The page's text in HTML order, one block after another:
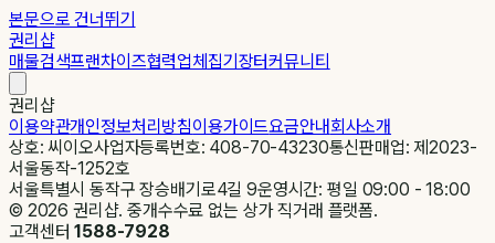
본문으로 건너뛰기
권리샵
매물검색프랜차이즈협력업체집기장터커뮤니티
권리샵
이용약관개인정보처리방침이용가이드요금안내회사소개
상호: 씨이오사업자등록번호: 408-70-43230통신판매업: 제2023-
서울동작-1252호
서울특별시 동작구 장승배기로4길 9운영시간: 평일 09:00 - 18:00
© 2026 권리샵. 중개수수료 없는 상가 직거래 플랫폼.
고객센터1588-7928